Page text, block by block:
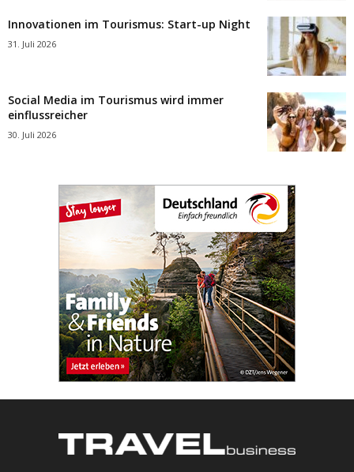
Innovationen im Tourismus: Start-up Night
31. Juli 2026
Social Media im Tourismus wird immer
einflussreicher
30. Juli 2026